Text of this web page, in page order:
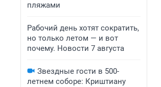
пляжами
Рабочий день хотят сократить,
но только летом — и вот
почему. Новости 7 августа
Звездные гости в 500-
летнем соборе: Криштиану